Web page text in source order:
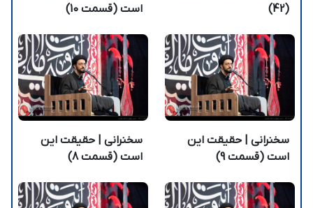
(42)
است (قسمت 10)
سخنرانی | حقیقت این
است (قسمت 9)
سخنرانی | حقیقت این
است (قسمت 8)